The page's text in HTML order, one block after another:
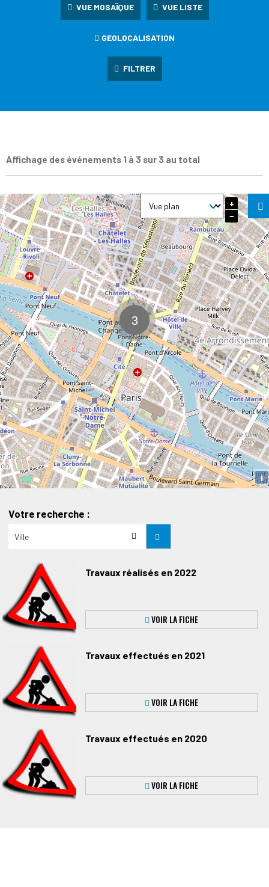
VUE MOSAÏQUE VUE LISTE
GEOLOCALISATION
FILTRER
Affichage des événements 1 à 3 sur 3 au total
Votre recherche :
Travaux réalisés en 2022
VOIR LA FICHE
Travaux effectués en 2021
VOIR LA FICHE
Travaux effectués en 2020
VOIR LA FICHE
i
+
−